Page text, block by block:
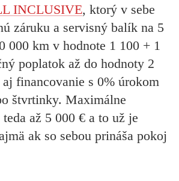
INCLUSIVE, ktorý v sebe
záruku a servisný balík na 5
000 km v hodnote 1 100 + 1
poplatok až do hodnoty 2
financovanie s 0% úrokom
štvrtinky. Maximálne
až 5 000 € a to už je
ak so sebou prináša pokoj